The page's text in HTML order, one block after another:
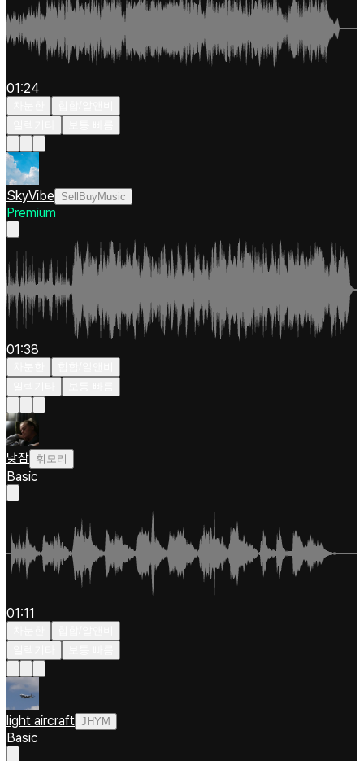
01:24
SkyVibe SellBuyMusic
Premium
01:38
낮잠 휘모리
Basic
01:11
light aircraft JHYM
Basic